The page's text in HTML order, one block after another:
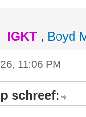
, Boyd
11:06 PM
schreef: